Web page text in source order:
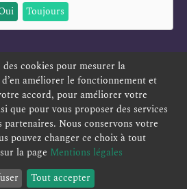
Toujours
OFFRES D'EMPLOI SIGNALEMENT
PLAN DU SITE
DE CONFIDENTIALITÉ
LÉGALES CONTACT
cookies pour mesurer la
améliorer le fonctionnement et
accord, pour améliorer votre
que pour vous proposer des services
Nous conservons votre
pouvez changer ce choix à tout
la page Mentions légales
Tout accepter